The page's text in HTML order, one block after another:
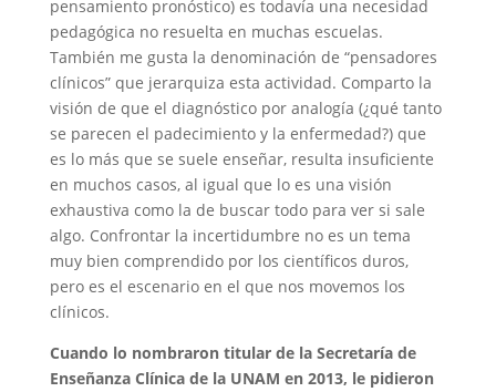
pensamiento pronóstico) es todavía una necesidad
pedagógica no resuelta en muchas escuelas.
También me gusta la denominación de “pensadores
clínicos” que jerarquiza esta actividad. Comparto la
visión de que el diagnóstico por analogía (¿qué tanto
se parecen el padecimiento y la enfermedad?) que
es lo más que se suele enseñar, resulta insuficiente
en muchos casos, al igual que lo es una visión
exhaustiva como la de buscar todo para ver si sale
algo. Confrontar la incertidumbre no es un tema
muy bien comprendido por los científicos duros,
pero es el escenario en el que nos movemos los
clínicos.
Cuando lo nombraron titular de la Secretaría de
Enseñanza Clínica de la UNAM en 2013, le pidieron